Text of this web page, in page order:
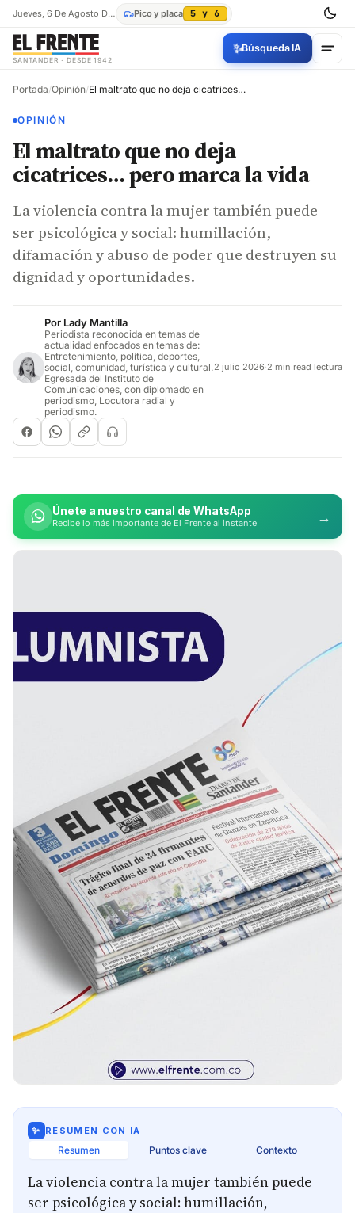
Jueves, 6 De Agosto De 2026 Pico y placa 5 y 6
SANTANDER · DESDE 1942
✨Búsqueda IA
Portada/Opinión/ El maltrato que no deja cicatrices… pero marca la vida
OPINIÓN
El maltrato que no deja
cicatrices… pero marca la vida
La violencia contra la mujer también puede
ser psicológica y social: humillación,
difamación y abuso de poder que destruyen su
dignidad y oportunidades.
Por Lady Mantilla
Periodista reconocida en temas de
actualidad enfocados en temas de:
Entretenimiento, política, deportes,
social, comunidad, turística y cultural.
Egresada del Instituto de
Comunicaciones, con diplomado en
periodismo, Locutora radial y
periodismo.
2 julio 2026·2 min read lectura
Únete a nuestro canal de WhatsApp
Recibe lo más importante de El Frente al instante →
✨ RESUMEN CON IA
Resumen Puntos clave Contexto
La violencia contra la mujer también puede
ser psicológica y social: humillación,